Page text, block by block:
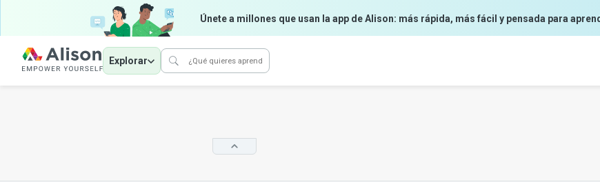
Únete a millones que usan la app de Alison: más rápida, más fácil y pensada para
Explorar